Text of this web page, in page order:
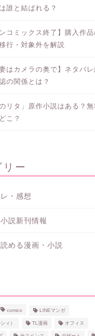
誰と結ばれる？
ンコミックス終了】購入作品
行・対象外を解説
はカメラの奥で】ネタバレ
の関係とは？
のリタ」原作小説はある？
こ？
ー
・感想
説新刊情報
める漫画・小説
comico LINEマンガ
ィ） TL漫画 オフィス